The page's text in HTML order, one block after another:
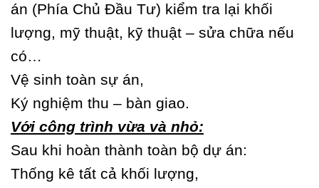
án (Phía Chủ Đầu Tư) kiểm tra lại khối
lượng, mỹ thuật, kỹ thuật – sửa chữa nếu
có…
Vệ sinh toàn sự án,
Ký nghiệm thu – bàn giao.
Với công trình vừa và nhỏ:
Sau khi hoàn thành toàn bộ dự án:
Thống kê tất cả khối lượng,